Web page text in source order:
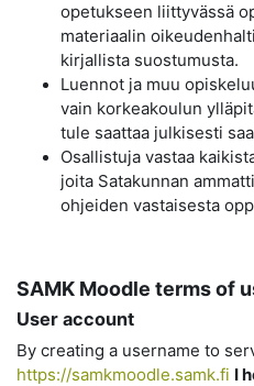
opetukseen liittyvässä
materiaalin
kirjallista suostumusta.
Luennot ja muu
vain korkeakoulun
tule saattaa julkisesti
Osallistuja vastaa
joita Satakunnan
ohjeiden vastaisesta
SAMK Moodle terms of
User account
By creating a username to
https://samkmoodle.samk.fi I